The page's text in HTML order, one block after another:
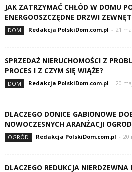
JAK ZATRZYMAĆ CHŁÓD W DOMU
ENERGOOSZCZĘDNE DRZWI
DOM Redakcja PolskiDom.com.pl - 21
SPRZEDAŻ NIERUCHOMOŚCI Z
PROCES I Z CZYM SIĘ WIĄŻE?
DOM Redakcja PolskiDom.com.pl - 20
DLACZEGO DONICE GABIONOWE
NOWOCZESNYCH ARANŻACJI
OGRÓD Redakcja PolskiDom.com.pl - 20
DLACZEGO REDUKCJA